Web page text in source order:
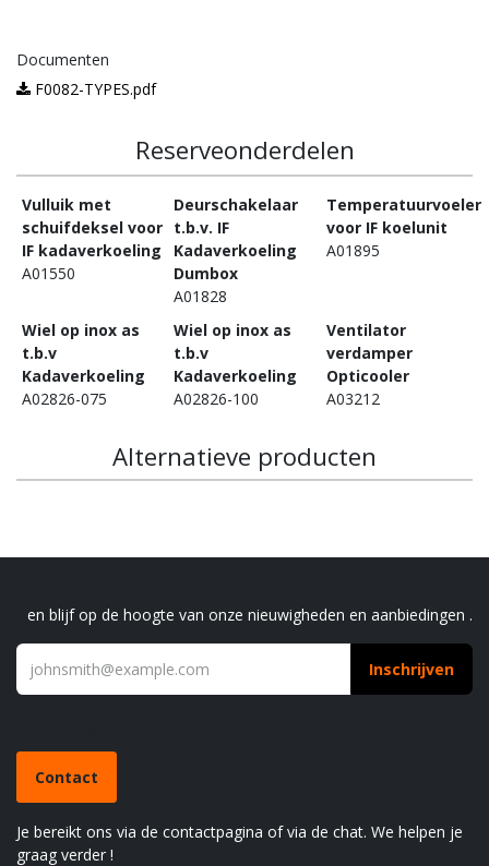
Documenten
F0082-TYPES.pdf
Reserveonderdelen
Vulluik met
schuifdeksel voor
IF kadaverkoeling
A01550
Deurschakelaar
t.b.v. IF
Kadaverkoeling
Dumbox
A01828
Temperatuurvoeler
voor IF koelunit
A01895
Wiel op inox as
t.b.v
Kadaverkoeling
A02826-075
Wiel op inox as
t.b.v
Kadaverkoeling
A02826-100
Ventilator
verdamper
Opticooler
A03212
Alternatieve producten
en blijf op de hoogte van onze nieuwigheden en aanbiedingen .
Inschrijven
Contact
Je bereikt ons via de contactpagina of via de chat. We helpen je
graag verder !